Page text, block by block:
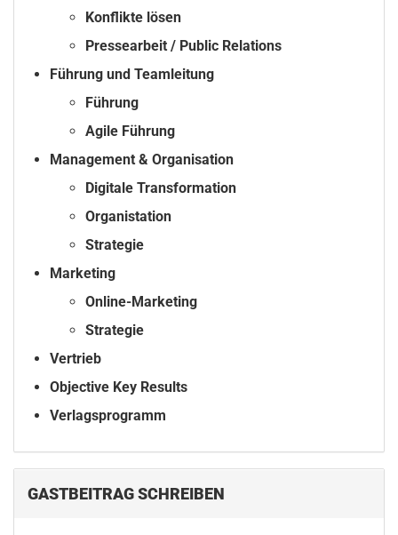
Konflikte lösen
Pressearbeit / Public Relations
Führung und Teamleitung
Führung
Agile Führung
Management & Organisation
Digitale Transformation
Organistation
Strategie
Marketing
Online-Marketing
Strategie
Vertrieb
Objective Key Results
Verlagsprogramm
GASTBEITRAG SCHREIBEN